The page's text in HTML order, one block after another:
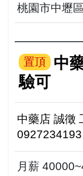
外加全勤獎
摯...
桃園市中壢
置頂
中
驗可
中藥店 誠徵 工作夥伴無經驗可 意洽陳小姐
0927234193
月薪